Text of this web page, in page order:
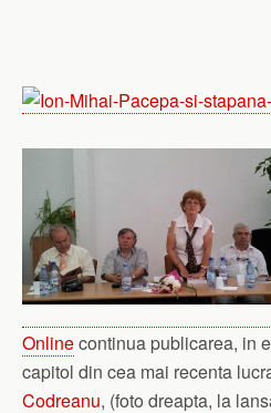
Onlinecontinua publicarea, in
capitol din cea mai recenta
Codreanu, (foto dreapta, la